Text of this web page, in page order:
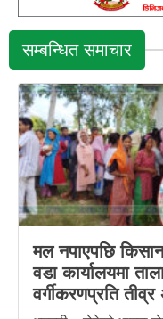
सम्बन्धित समाचार
मल नपाएपछि
वडा कार्यालयमा
वर्गीकरणप्रति तीव्र